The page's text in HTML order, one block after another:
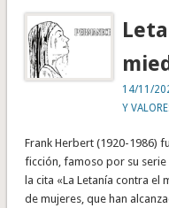
14/11/
Y
Frank Herbert (1920-1986)
ficción, famoso por su serie
la cita «La Letanía contra
de mujeres, que han